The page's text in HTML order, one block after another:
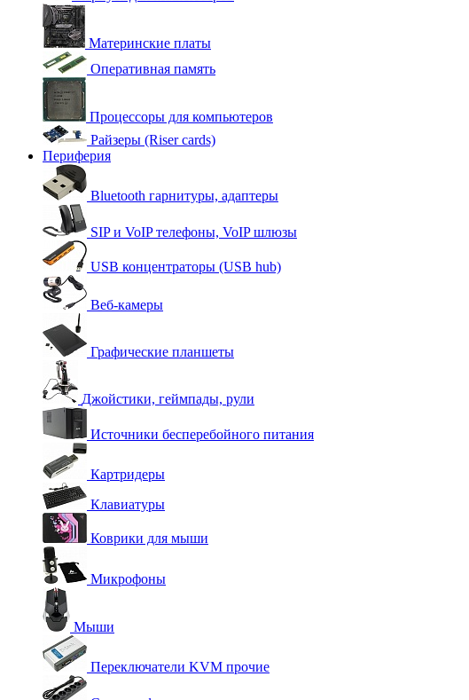
Материнские платы
Оперативная память
Процессоры для компьютеров
Райзеры (Riser cards)
Периферия
Bluetooth гарнитуры, адаптеры
SIP и VoIP телефоны, VoIP шлюзы
USB концентраторы (USB hub)
Веб-камеры
Графические планшеты
Джойстики, геймпады, рули
Источники бесперебойного питания
Картридеры
Клавиатуры
Коврики для мыши
Микрофоны
Мыши
Переключатели KVM прочие